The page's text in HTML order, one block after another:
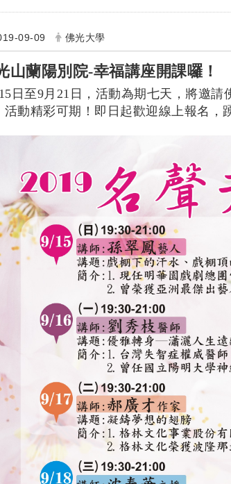
09-09 佛光大學
山蘭陽別院-幸福講座開課囉！
日至9月21日，活動為期七天，將邀
活動精彩可期！即日起歡迎線上報名，